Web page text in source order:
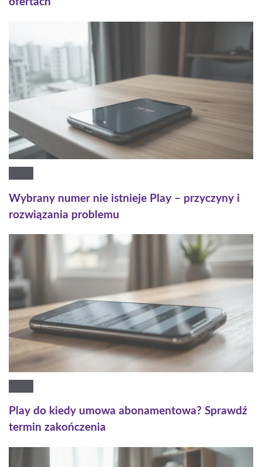
Wybrany numer nie istnieje Play – przyczyny i
rozwiązania problemu
Play do kiedy umowa abonamentowa? Sprawdź
termin zakończenia